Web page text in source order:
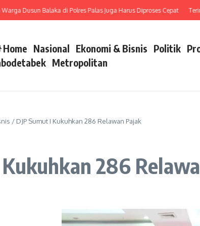
Dusun Balaka di Polres Palas Juga Harus Diproses Cepat Terima
Home Nasional Ekonomi & Bisnis Politik
Metropolitan
/ DJP Sumut I Kukuhkan 286 Relawan Pajak
Kukuhkan 286